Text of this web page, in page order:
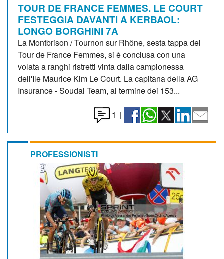
TOUR DE FRANCE FEMMES. LE COURT
FESTEGGIA DAVANTI A KERBAOL:
LONGO BORGHINI 7A
La Montbrison / Tournon sur Rhône, sesta tappa del
Tour de France Femmes, si è conclusa con una
volata a ranghi ristretti vinta dalla campionessa
dell'Ile Maurice Kim Le Court. La capitana della AG
Insurance - Soudal Team, al termine dei 153...
1 |
PROFESSIONISTI